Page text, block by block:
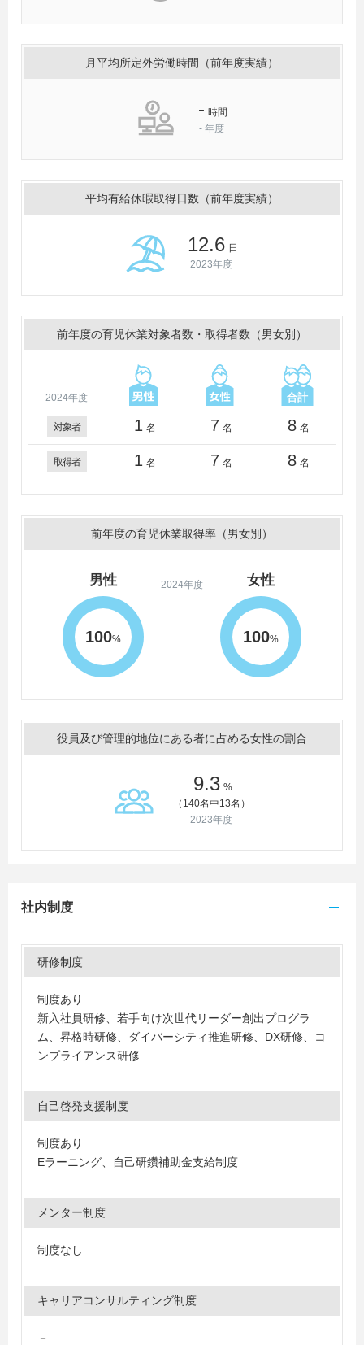
月平均所定外労働時間（前年度実績）
- 時間
- 年度
平均有給休暇取得日数（前年度実績）
12.6 日
2023年度
前年度の育児休業対象者数・取得者数（男女別）
2024年度
対象者 1 名 7 名 8 名
取得者 1 名 7 名 8 名
前年度の育児休業取得率（男女別）
2024年度
男性
100%
女性
100%
役員及び管理的地位にある者に占める女性の割合
9.3 %
（140名中13名）
2023年度
社内制度
研修制度
制度あり
新入社員研修、若手向け次世代リーダー創出プログラ
ム、昇格時研修、ダイバーシティ推進研修、DX研修、コ
ンプライアンス研修
自己啓発支援制度
制度あり
Eラーニング、自己研鑽補助金支給制度
メンター制度
制度なし
キャリアコンサルティング制度
－